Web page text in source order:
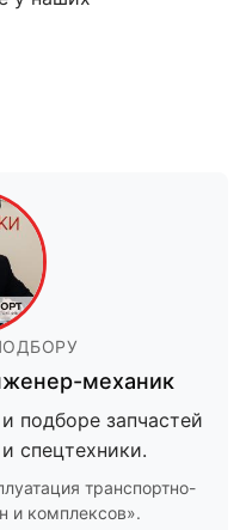
механик
подборе запчастей
спецтехники.
транспортно-
и комплексов».